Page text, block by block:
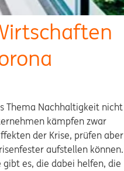
Thema Nachhaltigkeit nicht
kämpfen zwar
der Krise, prüfen aber
aufstellen können.
es, die dabei helfen, die